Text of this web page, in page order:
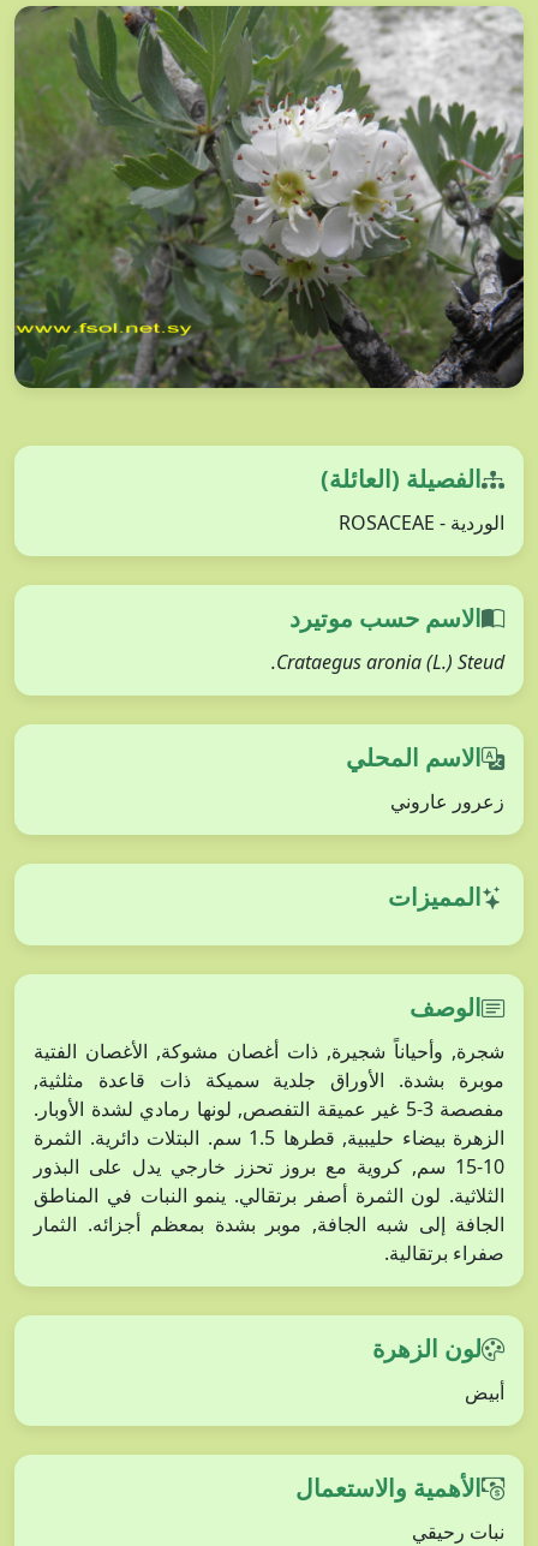
الفصيلة (العائلة)
الوردية - ROSACEAE
الاسم حسب موتيرد
Crataegus aronia (L.) Steud.
الاسم المحلي
زعرور عاروني
المميزات
الوصف
شجرة, وأحياناً شجيرة, ذات أغصان مشوكة, الأغصان الفتية
موبرة بشدة. الأوراق جلدية سميكة ذات قاعدة مثلثية,
مفصصة 3-5 غير عميقة التفصص, لونها رمادي لشدة الأوبار.
الزهرة بيضاء حليبية, قطرها 1.5 سم. البتلات دائرية. الثمرة
10-15 سم, كروية مع بروز تحزز خارجي يدل على البذور
الثلاثية. لون الثمرة أصفر برتقالي. ينمو النبات في المناطق
الجافة إلى شبه الجافة, موبر بشدة بمعظم أجزائه. الثمار
صفراء برتقالية.
لون الزهرة
أبيض
الأهمية والاستعمال
نبات رحيقي